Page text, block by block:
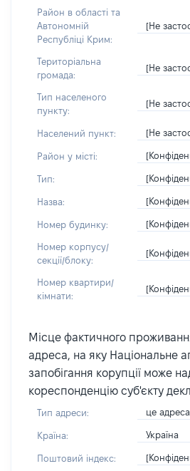
Район в області та
Автономній
Республіці Крим:
[Не
Територіальна
громада:
[Не
Тип населеного
пункту:
[Не
Населений пункт: [Не
Район у місті:
Тип:
Назва:
Номер будинку:
Номер корпусу/
секції/блоку:
Номер квартири/
кімнати:
Місце фактичного
адреса, на яку Національне
запобігання корупції може
кореспонденцію суб'єкту
Тип адреси: це
Країна: Україна
Поштовий індекс: